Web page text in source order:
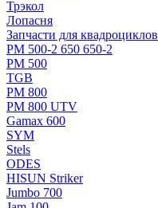
Трэкол
Лопасня
Запчасти для квадроциклов
РМ 500-2 650 650-2
РМ 500
TGB
РМ 800
РМ 800 UTV
Gamax 600
SYM
Stels
ОDЕS
HISUN Striker
Jumbo 700